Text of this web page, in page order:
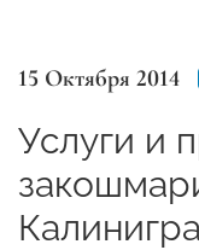
15 Октября 2014
Услуги и